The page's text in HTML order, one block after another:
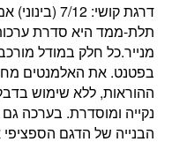
דרגת קושי: 7/
תלת-ממד היא סדרת
מנייר.כל חלק במודל
בפטנט. את האלמנטים
ההוראות, ללא שימוש
נקייה ומוסדרת. בערכה
הבנייה של הדגם הספציפי